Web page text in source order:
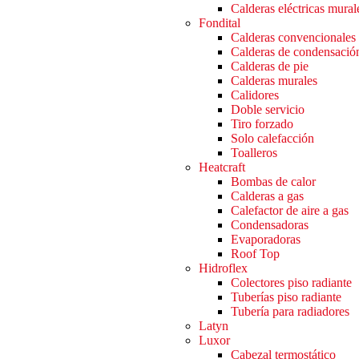
Calderas eléctricas
Fondital
Calderas convencionales
Calderas de
Calderas de pie
Calderas murales
Calidores
Doble servicio
Tiro forzado
Solo calefacción
Toalleros
Heatcraft
Bombas de calor
Calderas a gas
Calefactor de aire a gas
Condensadoras
Evaporadoras
Roof Top
Hidroflex
Colectores piso radiante
Tuberías piso radiante
Tubería para radiadores
Latyn
Luxor
Cabezal termostático